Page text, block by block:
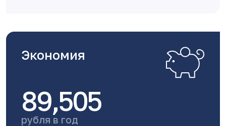
Экономия
89,505
рубля в год